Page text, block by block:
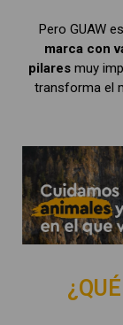
Pero GUAW
marca con
pilares muy
transforma el